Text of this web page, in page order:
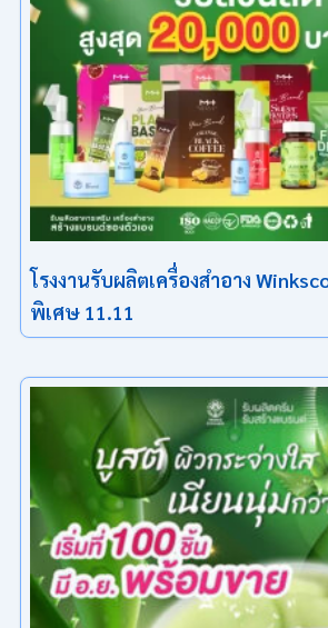
โรงงานรับผลิตเครื่องสำอาง
พิเศษ 11.11